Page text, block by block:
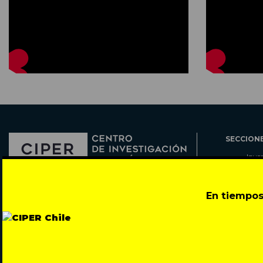
En
Todos los derechos reservados © 2007-2026